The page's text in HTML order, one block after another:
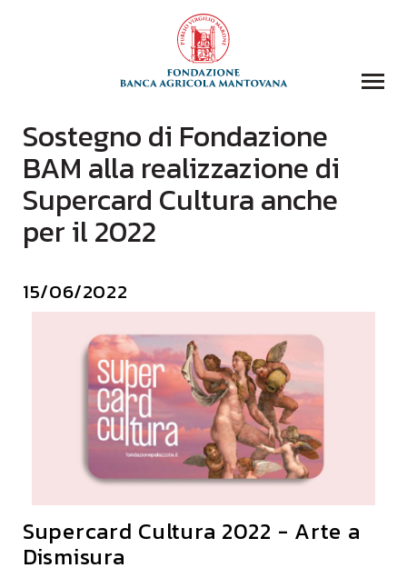
COLLEZIONI
BIBLIOTECA
FONDAZIONE
EVENTI E STORIE
COMUNICAZIONE
CONTATTI
Sostegno di Fondazione
BAM alla realizzazione di
Supercard Cultura anche
per il 2022
15/06/2022
Supercard Cultura 2022 - Arte a
Dismisura